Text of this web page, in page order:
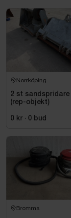
Norrköping
2 st sandspridare
(rep-objekt)
0 kr · 0 bud
Bromma